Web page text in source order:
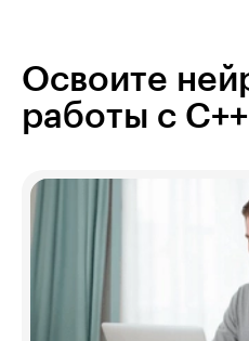
Освоите
работы с C++